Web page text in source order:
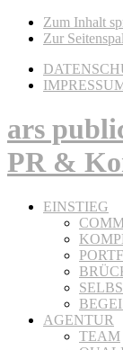
Zum Inhalt
Zur
ars
PR &
EINSTIEG
AGENTUR
TEAM